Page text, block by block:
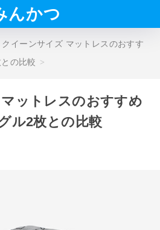
んかつ
クイーンサイズ マットレスのおすす
の比較
ットレスのおすすめ
ル2枚との比較